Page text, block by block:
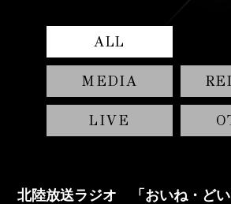
ALL
MEDIA
LIVE
北陸放送ラジオ 「おいね・ど